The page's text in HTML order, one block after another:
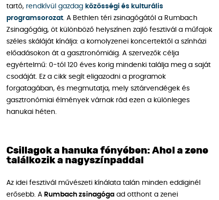
tartó, rendkívül gazdag közösségi és kulturális
programsorozat . A Bethlen téri zsinagógától a Rumbach
Zsinagógáig, öt különböző helyszínen zajló fesztivál a műfajok
széles skáláját kínálja: a komolyzenei koncertektől a színházi
előadásokon át a gasztronómiáig. A szervezők célja
egyértelmű: 0-tól 120 éves korig mindenki találja meg a saját
csodáját. Ez a cikk segít eligazodni a programok
forgatagában, és megmutatja, mely sztárvendégek és
gasztronómiai élmények várnak rád ezen a különleges
hanukai héten.
Csillagok a hanuka fényében: Ahol a zene
találkozik a nagyszínpaddal
Az idei fesztivál művészeti kínálata talán minden eddiginél
erősebb. A Rumbach zsinagóga ad otthont a zenei